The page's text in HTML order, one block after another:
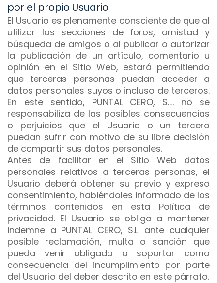
por el propio Usuario
El Usuario es plenamente consciente de que al
utilizar las secciones de foros, amistad y
búsqueda de amigos o al publicar o autorizar
la publicación de un artículo, comentario u
opinión en el Sitio Web, estará permitiendo
que terceras personas puedan acceder a
datos personales suyos o incluso de terceros.
En este sentido, PUNTAL CERO, S.L. no se
responsabiliza de las posibles consecuencias
o perjuicios que el Usuario o un tercero
puedan sufrir con motivo de su libre decisión
de compartir sus datos personales.
Antes de facilitar en el Sitio Web datos
personales relativos a terceras personas, el
Usuario deberá obtener su previo y expreso
consentimiento, habiéndoles informado de los
términos contenidos en esta Política de
privacidad. El Usuario se obliga a mantener
indemne a PUNTAL CERO, S.L. ante cualquier
posible reclamación, multa o sanción que
pueda venir obligada a soportar como
consecuencia del incumplimiento por parte
del Usuario del deber descrito en este párrafo.